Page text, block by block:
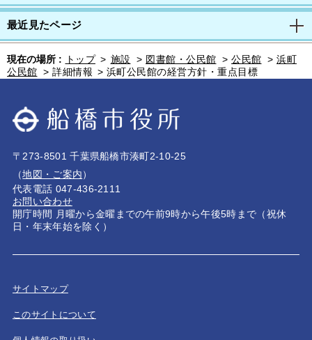
最近見たページ
現在の場所 : トップ > 施設 > 図書館・公民館 > 公民館 > 浜町
公民館 > 詳細情報 > 浜町公民館の経営方針・重点目標
〒273-8501 千葉県船橋市湊町2-10-25
（地図・ご案内）
代表電話 047-436-2111
お問い合わせ
開庁時間 月曜から金曜までの午前9時から午後5時まで（祝休
日・年末年始を除く）
サイトマップ
このサイトについて